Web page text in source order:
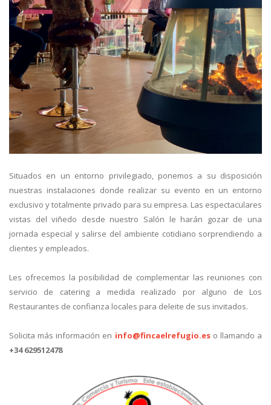
Situados en un entorno privilegiado, ponemos a su disposición
nuestras instalaciones donde realizar su evento en un entorno
exclusivo y totalmente privado para su empresa. Las espectaculares
vistas del viñedo desde nuestro Salón le harán gozar de una
jornada especial y salirse del ambiente cotidiano sorprendiendo a
clientes y empleados.
Les ofrecemos la posibilidad de complementar las reuniones con
servicio de catering a medida realizado por alguno de Los
Restaurantes de confianza locales para deleite de sus invitados.
Solicita más información en info@fincaelrefugio.eso llamando a
+34 629512478